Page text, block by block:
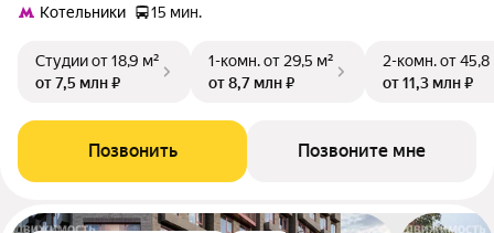
Котельники
15 мин.
Студииот 18,9 м²
от 7,5 млн ₽
1-комн.от 29,5 м²
от 8,7 млн ₽
2-комн.от 45,8
от 11,3 млн ₽
Позвонить Позвоните мне